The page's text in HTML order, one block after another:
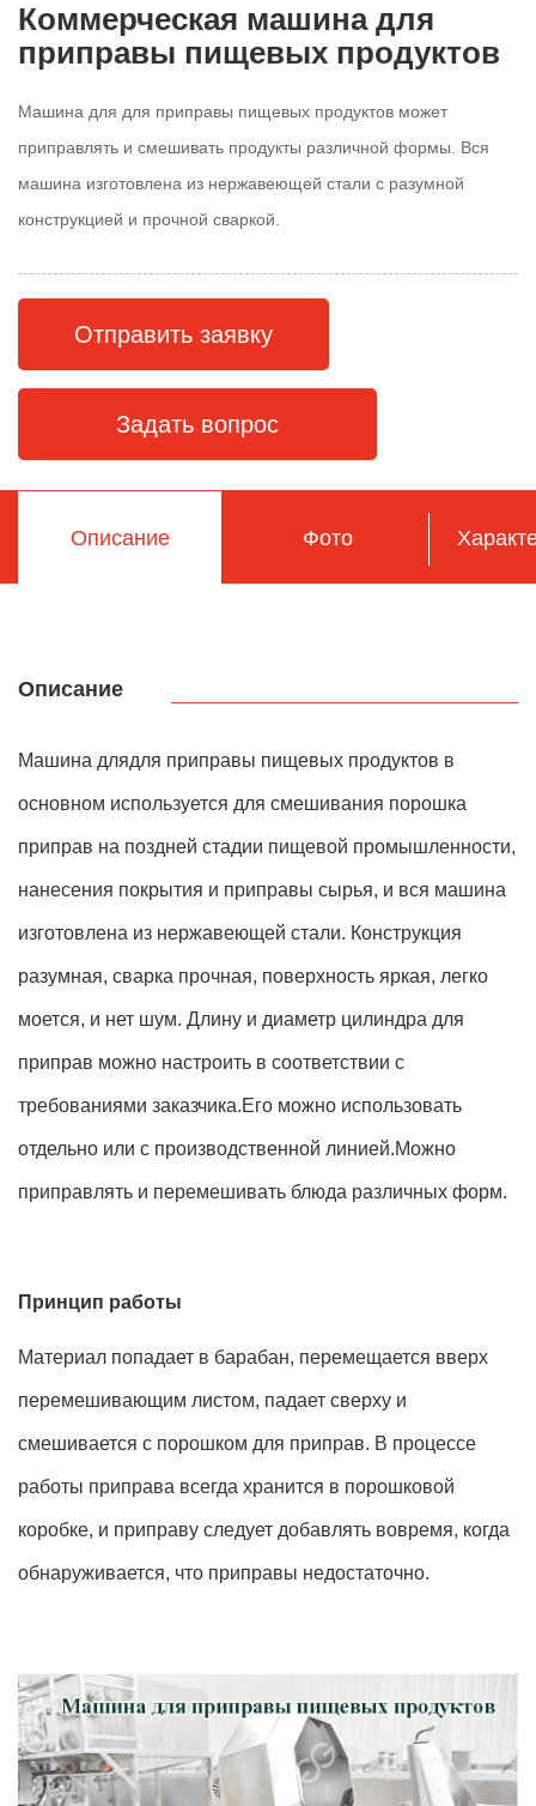
Коммерческая машина для
приправы пищевых продуктов
Машина для для приправы пищевых продуктов может
приправлять и смешивать продукты различной формы. Вся
машина изготовлена из нержавеющей стали с разумной
конструкцией и прочной сваркой.
Отправить заявку
Задать вопрос
Описание Фото
Описание
Машина длядля приправы пищевых продуктов в
основном используется для смешивания порошка
приправ на поздней стадии пищевой промышленности,
нанесения покрытия и приправы сырья, и вся машина
изготовлена из нержавеющей стали. Конструкция
разумная, сварка прочная, поверхность яркая, легко
моется, и нет шум. Длину и диаметр цилиндра для
приправ можно настроить в соответствии с
требованиями заказчика.Его можно использовать
отдельно или с производственной линией.Можно
приправлять и перемешивать блюда различных форм.
Принцип работы
Материал попадает в барабан, перемещается вверх
перемешивающим листом, падает сверху и
смешивается с порошком для приправ. В процессе
работы приправа всегда хранится в порошковой
коробке, и приправу следует добавлять вовремя, когда
обнаруживается, что приправы недостаточно.